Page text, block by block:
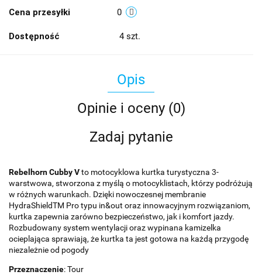
Cena przesyłki 0
Dostępność 4 szt.
Opis
Opinie i oceny (0)
Zadaj pytanie
Rebelhorn Cubby Vto motocyklowa kurtka turystyczna 3-
warstwowa, stworzona z myślą o motocyklistach, którzy podróżują
w różnych warunkach. Dzięki nowoczesnej membranie
HydraShieldTM Pro typu in&out oraz innowacyjnym rozwiązaniom,
kurtka zapewnia zarówno bezpieczeństwo, jak i komfort jazdy.
Rozbudowany system wentylacji oraz wypinana kamizelka
ocieplająca sprawiają, że kurtka ta jest gotowa na każdą przygodę
niezależnie od pogody
Przeznaczenie: Tour